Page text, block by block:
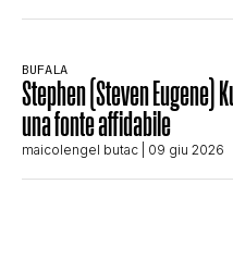
BUFALA
Stephen (Steven Eugene)
una fonte affidabile
maicolengel butac | 09 giu 2026